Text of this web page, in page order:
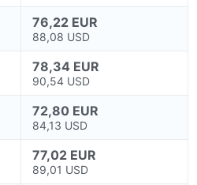
76,22 EUR
88,08 USD
78,34 EUR
90,54 USD
72,80 EUR
84,13 USD
77,02 EUR
89,01 USD